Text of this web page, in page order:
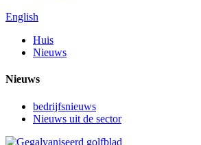
English
Huis
Nieuws
Nieuws
bedrijfsnieuws
Nieuws uit de sector